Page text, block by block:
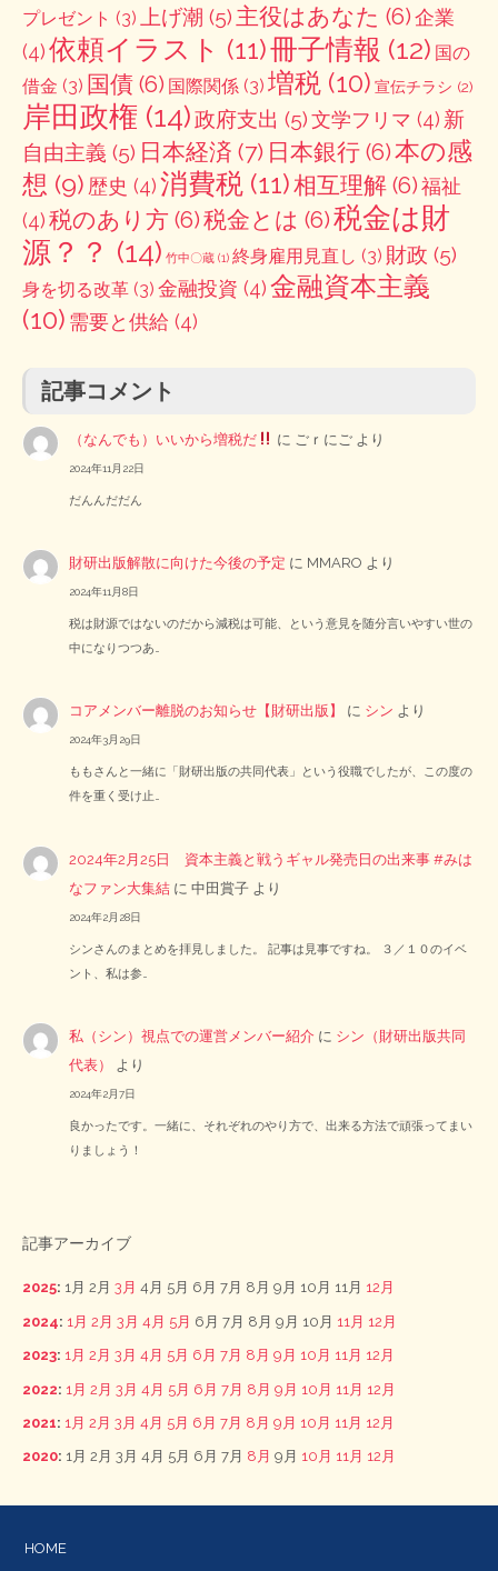
プレゼント (3) 上げ潮 (5) 主役はあなた (6)企業
(4)依頼イラスト (11)冊子情報 (12) 国の
借金 (3) 国債 (6) 国際関係 (3) 増税 (10) 宣伝チラシ (2)
岸田政権 (14)政府支出 (5)文学フリマ (4) 新
自由主義 (5) 日本経済 (7) 日本銀行 (6)本の感
想 (9) 歴史 (4)消費税 (11)相互理解 (6)福祉
(4)税のあり方 (6)税金とは (6)税金は財
源？？ (14) 竹中〇蔵 (1) 終身雇用見直し (3) 財政 (5)
身を切る改革 (3) 金融投資 (4)金融資本主義
(10) 需要と供給 (4)
記事コメント
（なんでも）いいから増税だ に ごｒにご より
2024年11月22日
だんんだだん
財研出版解散に向けた今後の予定 に MMARO より
2024年11月8日
税は財源ではないのだから減税は可能、という意見を随分言いやすい世の
中になりつつあ…
コアメンバー離脱のお知らせ【財研出版】 に シン より
2024年3月29日
ももさんと一緒に「財研出版の共同代表」という役職でしたが、この度の
件を重く受け止…
2024年2月25日 資本主義と戦うギャル発売日の出来事 #みは
なファン大集結 に中田賞子 より
2024年2月28日
シンさんのまとめを拝見しました。 記事は見事ですね。 ３／１０のイベ
ント、私は参…
私（シン）視点での運営メンバー紹介 に シン（財研出版共同
代表）
より
2024年2月7日
良かったです。一緒に、それぞれのやり方で、出来る方法で頑張ってまい
りましょう！
記事アーカイブ
2025: 1月 2月 3月 4月 5月 6月 7月 8月 9月 10月 11月 12月
2024: 1月 2月 3月 4月 5月 6月 7月 8月 9月 10月 11月 12月
2023: 1月 2月 3月 4月 5月 6月 7月 8月 9月 10月 11月 12月
2022: 1月 2月 3月 4月 5月 6月 7月 8月 9月 10月 11月 12月
2021: 1月 2月 3月 4月 5月 6月 7月 8月 9月 10月 11月 12月
2020: 1月 2月 3月 4月 5月 6月 7月 8月 9月 10月 11月 12月
HOME